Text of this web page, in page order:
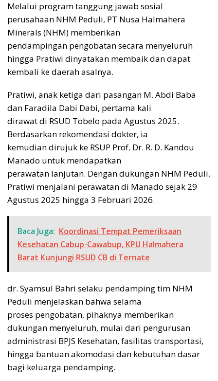
Melalui program tanggung jawab sosial
perusahaan NHM Peduli, PT Nusa Halmahera
Minerals (NHM) memberikan
pendampingan pengobatan secara menyeluruh
hingga Pratiwi dinyatakan membaik dan dapat
kembali ke daerah asalnya.
Pratiwi, anak ketiga dari pasangan M. Abdi Baba
dan Faradila Dabi Dabi, pertama kali
dirawat di RSUD Tobelo pada Agustus 2025.
Berdasarkan rekomendasi dokter, ia
kemudian dirujuk ke RSUP Prof. Dr. R. D. Kandou
Manado untuk mendapatkan
perawatan lanjutan. Dengan dukungan NHM Peduli,
Pratiwi menjalani perawatan di Manado sejak 29
Agustus 2025 hingga 3 Februari 2026.
Baca Juga: Koordinasi Tempat Pemeriksaan
Kesehatan Cabup-Cawabup, KPU Halmahera
Barat Kunjungi RSUD CB di Ternate
dr. Syamsul Bahri selaku pendamping tim NHM
Peduli menjelaskan bahwa selama
proses pengobatan, pihaknya memberikan
dukungan menyeluruh, mulai dari pengurusan
administrasi BPJS Kesehatan, fasilitas transportasi,
hingga bantuan akomodasi dan kebutuhan dasar
bagi keluarga pendamping.